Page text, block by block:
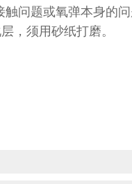
问题或氧弹本身的
，须用砂纸打磨。